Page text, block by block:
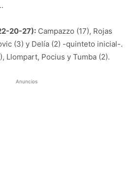
20-27): Campazzo (17), Rojas
(3) y Delía (2) -quinteto inicial-.
Llompart, Pocius y Tumba (2).
Anuncios